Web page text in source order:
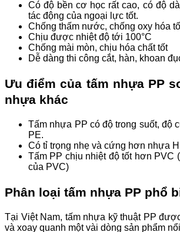
Có độ bền cơ học rất cao, có độ
tác động của ngoại lực tốt.
Chống thấm nước, chống oxy hóa
Chịu được nhiệt độ tới 100°C
Chống mài mòn, chịu hóa chất tốt
Dễ dàng thi công cắt, hàn, khoan
Ưu điểm của tấm nhựa PP
nhựa khác
Tấm nhựa PP có độ trong suốt, độ
PE.
Có tỉ trọng nhẹ và cứng hơn nhựa
Tấm PP chịu nhiệt độ tốt hơn PVC
của PVC)
Phân loại tấm nhựa PP phổ
Tại Việt Nam, tấm nhựa kỹ thuật PP
và xoay quanh một vài dòng sản phẩm